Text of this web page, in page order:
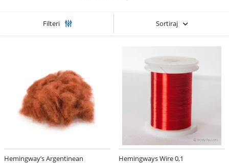
Filteri Sortiraj
Hemingway’s Argentinean
Hemingways Wire 0,1